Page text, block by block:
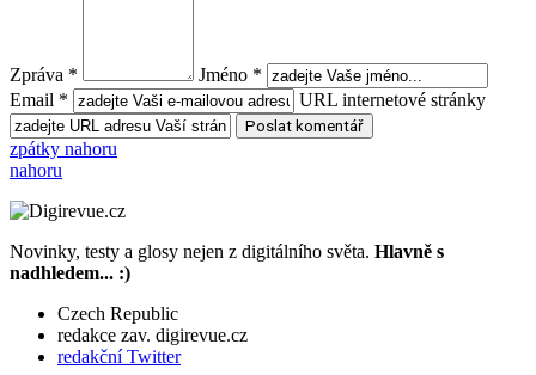
Zpráva *
Jméno *
Email *
URL internetové stránky
zpátky nahoru
nahoru
Novinky, testy a glosy nejen z digitálního světa. Hlavně s
nadhledem... :)
Czech Republic
redakce zav. digirevue.cz
redakční Twitter